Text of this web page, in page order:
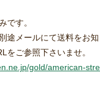
です。
途メールにて送料をお知
をご参照下さいませ。
gold/american-